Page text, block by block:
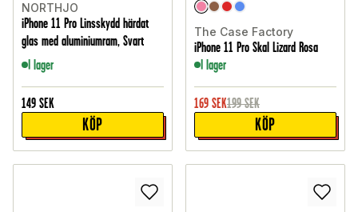
NORTHJO
iPhone 11 Pro Linsskydd härdat
glas med aluminiumram, Svart
I lager
149 SEK
KÖP
The Case Factory
iPhone 11 Pro Skal Lizard Rosa
I lager
169 SEK199 SEK
KÖP